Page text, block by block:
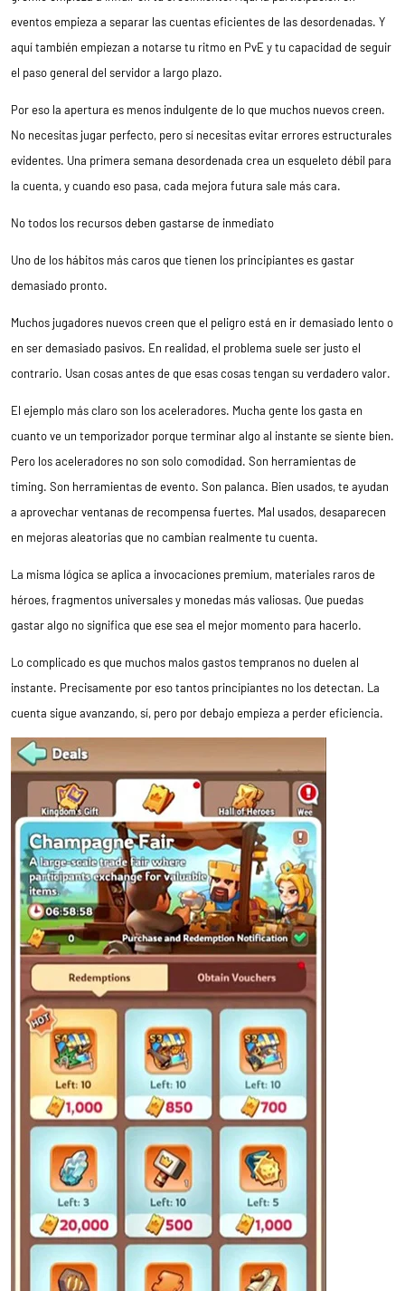
eventos empieza a separar las cuentas eficientes de las desordenadas. Y
aquí también empiezan a notarse tu ritmo en PvE y tu capacidad de seguir
el paso general del servidor a largo plazo.
Por eso la apertura es menos indulgente de lo que muchos nuevos creen.
No necesitas jugar perfecto, pero sí necesitas evitar errores estructurales
evidentes. Una primera semana desordenada crea un esqueleto débil para
la cuenta, y cuando eso pasa, cada mejora futura sale más cara.
No todos los recursos deben gastarse de inmediato
Uno de los hábitos más caros que tienen los principiantes es gastar
demasiado pronto.
Muchos jugadores nuevos creen que el peligro está en ir demasiado lento o
en ser demasiado pasivos. En realidad, el problema suele ser justo el
contrario. Usan cosas antes de que esas cosas tengan su verdadero valor.
El ejemplo más claro son los aceleradores. Mucha gente los gasta en
cuanto ve un temporizador porque terminar algo al instante se siente bien.
Pero los aceleradores no son solo comodidad. Son herramientas de
timing. Son herramientas de evento. Son palanca. Bien usados, te ayudan
a aprovechar ventanas de recompensa fuertes. Mal usados, desaparecen
en mejoras aleatorias que no cambian realmente tu cuenta.
La misma lógica se aplica a invocaciones premium, materiales raros de
héroes, fragmentos universales y monedas más valiosas. Que puedas
gastar algo no significa que ese sea el mejor momento para hacerlo.
Lo complicado es que muchos malos gastos tempranos no duelen al
instante. Precisamente por eso tantos principiantes no los detectan. La
cuenta sigue avanzando, sí, pero por debajo empieza a perder eficiencia.